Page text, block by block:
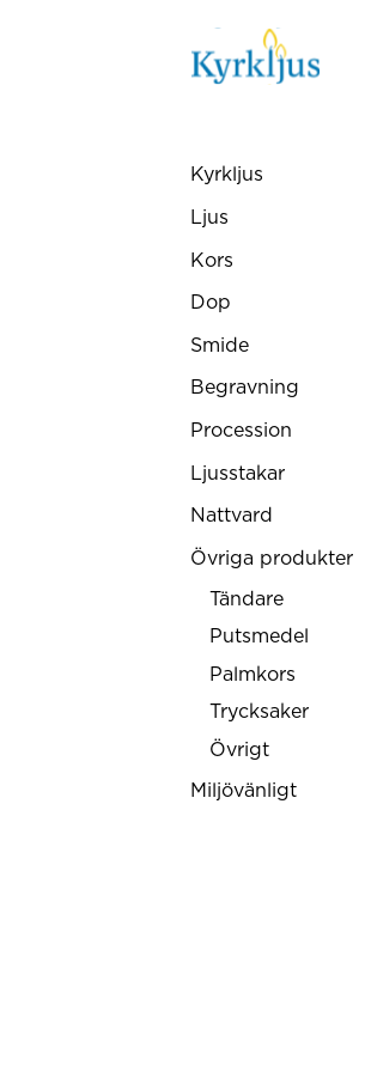
Kyrkljus
Ljus
Kors
Dop
Smide
Begravning
Procession
Ljusstakar
Nattvard
Övriga produkter
Tändare
Putsmedel
Palmkors
Trycksaker
Övrigt
Miljövänligt